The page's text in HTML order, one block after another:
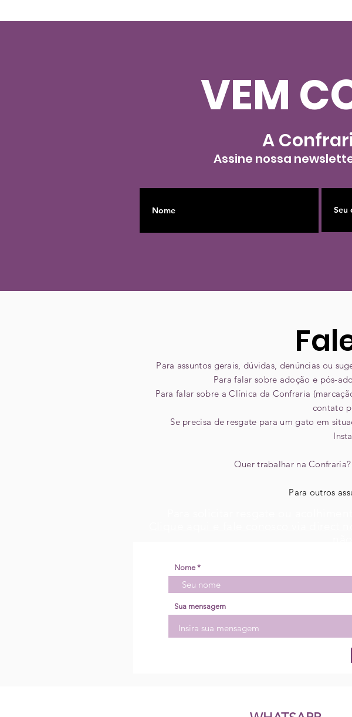
VEM
A
Assine nossa
Para assuntos gerais, dúvidas, denúncias ou
Para falar sobre adoção e pós-
Para falar sobre a Clínica da Confraria
contato
Se precisa de resgate para um gato em
Quer trabalhar na
Para outros
Nome
Sua mensagem